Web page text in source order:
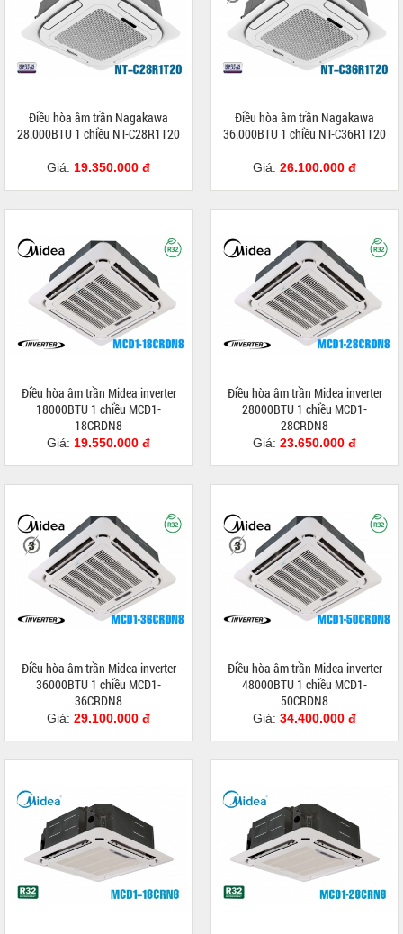
Điều hòa âm trần Nagakawa
28.000BTU 1 chiều NT-C28R1T20
Giá: 19.350.000 đ
Điều hòa âm trần Nagakawa
36.000BTU 1 chiều NT-C36R1T20
Giá: 26.100.000 đ
Điều hòa âm trần Midea inverter
18000BTU 1 chiều MCD1-
18CRDN8
Giá: 19.550.000 đ
Điều hòa âm trần Midea inverter
28000BTU 1 chiều MCD1-
28CRDN8
Giá: 23.650.000 đ
Điều hòa âm trần Midea inverter
36000BTU 1 chiều MCD1-
36CRDN8
Giá: 29.100.000 đ
Điều hòa âm trần Midea inverter
48000BTU 1 chiều MCD1-
50CRDN8
Giá: 34.400.000 đ